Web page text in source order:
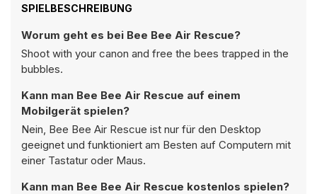
SPIELBESCHREIBUNG
Worum geht es bei Bee Bee Air Rescue?
Shoot with your canon and free the bees trapped in the
bubbles.
Kann man Bee Bee Air Rescue auf einem
Mobilgerät spielen?
Nein, Bee Bee Air Rescue ist nur für den Desktop
geeignet und funktioniert am Besten auf Computern mit
einer Tastatur oder Maus.
Kann man Bee Bee Air Rescue kostenlos spielen?